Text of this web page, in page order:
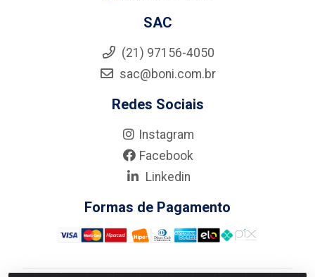
SAC
(21) 97156-4050
sac@boni.com.br
Redes Sociais
Instagram
Facebook
Linkedin
Formas de Pagamento